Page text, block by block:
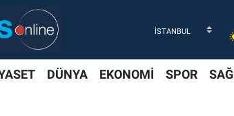
DÜNYA EKONOMİ SPOR